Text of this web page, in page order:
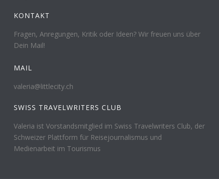
KONTAKT
Fragen, Anregungen, Kritik oder Ideen? Wir freuen uns über
Dein Mail!
MAIL
valeria@littlecity.ch
SWISS TRAVELWRITERS CLUB
Valeria ist Vorstandsmitglied im Swiss Travelwriters Club, der
Schweizer Plattform für Reisejournalismus und
Medienarbeit im Tourismus